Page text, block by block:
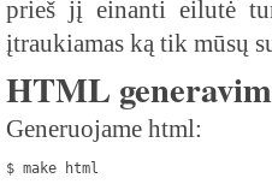
prieš jį einanti eilutė
įtraukiamas ką tik mūsų
HTML
Generuojame html:
$ make html